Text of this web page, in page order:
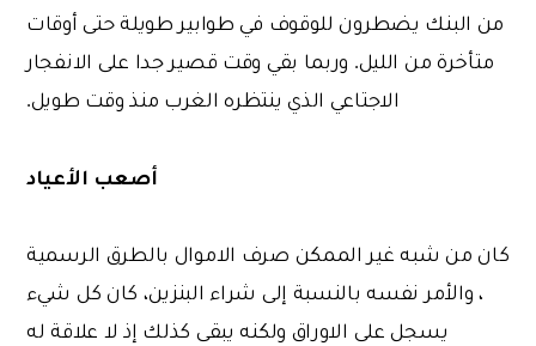
من البنك يضطرون للوقوف في طوابير طويلة حتى أوقات
متأخرة من الليل. وربما بقي وقت قصير جدا على الانفجار
الاجتاعي الذي ينتظره الغرب منذ وقت طويل.
أصعب الأعياد
كان من شبه غير الممكن صرف الاموال بالطرق الرسمية
، والأمر نفسه بالنسبة إلى شراء البنزين، كان كل شيء
يسجل على الاوراق ولكنه يبقى كذلك إذ لا علاقة له